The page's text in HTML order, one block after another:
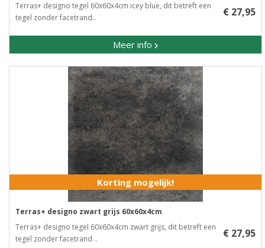
Terras+ designo tegel 60x60x4cm icey blue, dit betreft een
tegel zonder facetrand..
Meer info
€ 27,95
Korting mogelijk!
Terras+ designo zwart grijs 60x60x4cm
Terras+ designo tegel 60x60x4cm zwart grijs, dit betreft een
tegel zonder facetrand ..
€ 27,95